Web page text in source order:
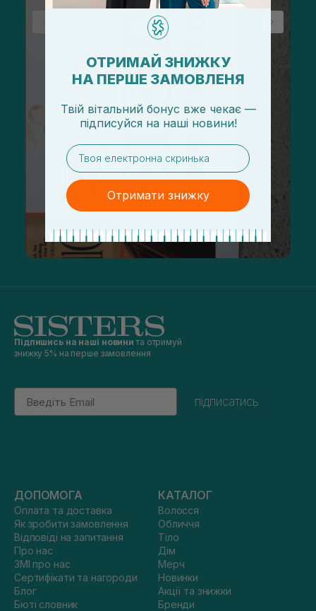
Підпишись на наші новини та отримуй
знижку 5% на перше замовлення
Email
підписатись
ДОПОМОГА
Оплата та доставка
Як зробити замовлення
Відповіді на запитання
Про нас
ЗМІ про нас
Сертифікати та нагороди
Блог
Бюті словник
КАТАЛОГ
Волосся
Обличчя
Тіло
Дім
Мерч
Новинки
Акції та знижки
Бренди
ОТРИМАЙ ЗНИЖКУ
НА ПЕРШЕ ЗАМОВЛЕНЯ
Твій вітальний бонус вже чекає —
підписуйся на наші новини!
email
Отримати знижку